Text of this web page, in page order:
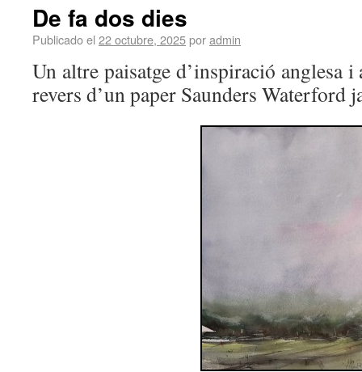
De fa dos dies
Publicado el 22 octubre, 2025poradmin
Un altre paisatge d’inspiració anglesa
revers d’un paper Saunders Waterford